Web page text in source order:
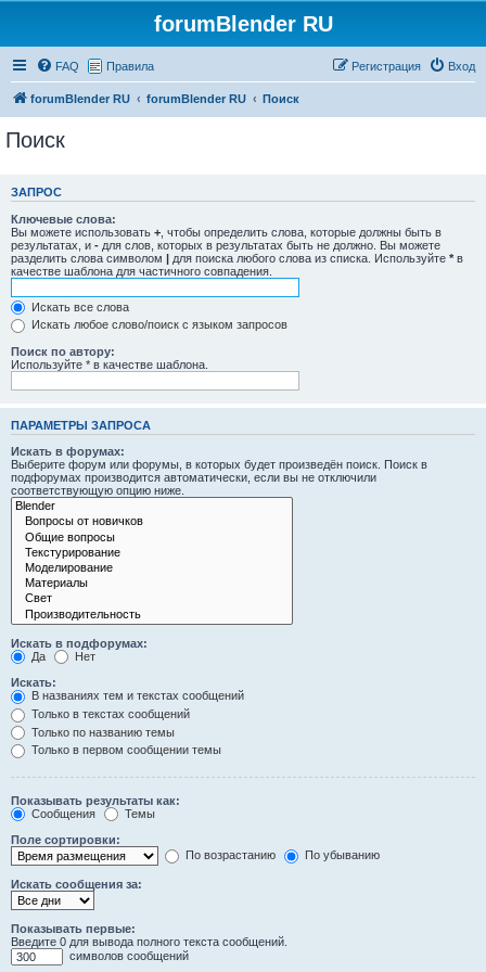
forumBlender RU
FAQ Правила Вход
Регистрация
forumBlender RU forumBlender RU Поиск
Поиск
ЗАПРОС
Ключевые слова:
Вы можете использовать + , чтобы определить слова, которые должны быть в
результатах, и - для слов, которых в результатах быть не должно. Вы можете
разделить слова символом | для поиска любого слова из списка. Используйте * в
качестве шаблона для частичного совпадения.
Искать все слова
Искать любое слово/поиск с языком запросов
Поиск по автору:
Используйте * в качестве шаблона.
ПАРАМЕТРЫ ЗАПРОСА
Искать в форумах:
Выберите форум или форумы, в которых будет произведён поиск. Поиск в
подфорумах производится автоматически, если вы не отключили
соответствующую опцию ниже.
Искать в подфорумах:
Да
Нет
Искать:
В названиях тем и текстах сообщений
Только в текстах сообщений
Только по названию темы
Только в первом сообщении темы
Показывать результаты как:
Сообщения
Темы
Поле сортировки:
По возрастанию
По убыванию
Искать сообщения за:
Показывать первые:
Введите 0 для вывода полного текста сообщений.
символов сообщений